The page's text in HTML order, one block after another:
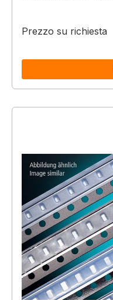
Prezzo su richiesta